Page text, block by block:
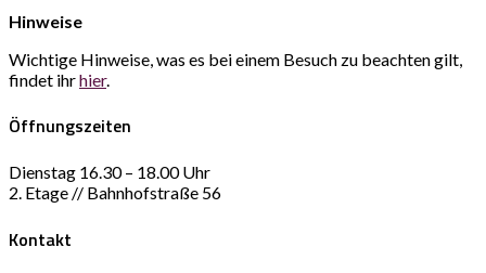
Hinweise
Wichtige Hinweise, was es bei einem Besuch zu beachten gilt,
findet ihrhier.
Öffnungszeiten
Dienstag 16.30 – 18.00 Uhr
2. Etage // Bahnhofstraße 56
Kontakt